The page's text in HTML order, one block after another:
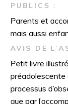
PUBLICS :
Parents et
mais aussi
AVIS DE
Petit livre
préadolescente
processus
que par